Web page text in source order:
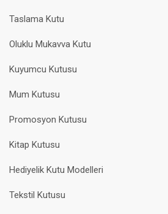
Taslama Kutu
Oluklu Mukavva Kutu
Kuyumcu Kutusu
Mum Kutusu
Promosyon Kutusu
Kitap Kutusu
Hediyelik Kutu Modelleri
Tekstil Kutusu